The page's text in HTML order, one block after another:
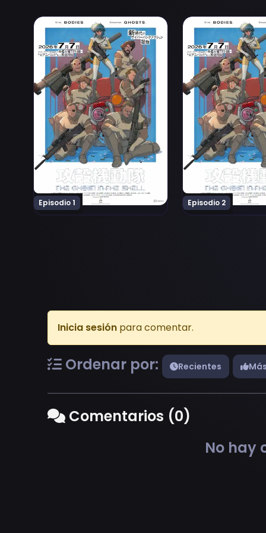
Episodio 1
Ver Koukaku Kidoutai (TV) Episodio 1
Episodio 2
Ver Koukaku
Inicia sesión para comentar.
Ordenar por: Recientes
Comentarios (0)
No hay